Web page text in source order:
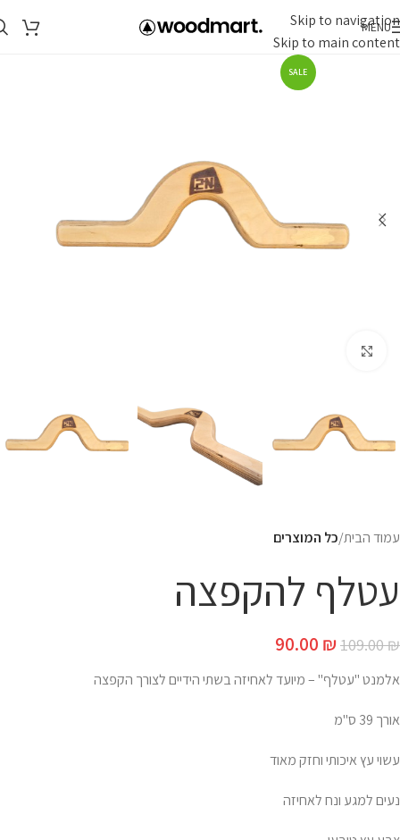
Skip to navigation
Skip to main content
MENU
SALE
עמוד הבית כל המוצרים
עטלף להקפצה
109.00₪
90.00 ₪
אלמנט "עטלף" – מיועד לאחיזה בשתי הידיים לצורך הקפצה
אורך 39 ס"מ
עשוי עץ איכותי וחזק מאוד
נעים למגע ונח לאחיזה